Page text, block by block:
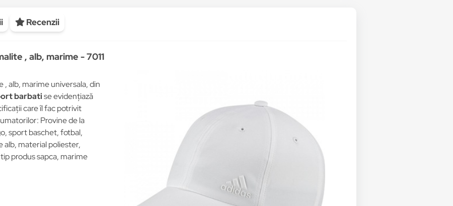
Recenzii
, alb, marime - 7011
, alb, marime universala, din
barbatise evidențiază
care îl fac potrivit
Provine de la
sport baschet, fotbal,
alb, material poliester,
produs sapca, marime